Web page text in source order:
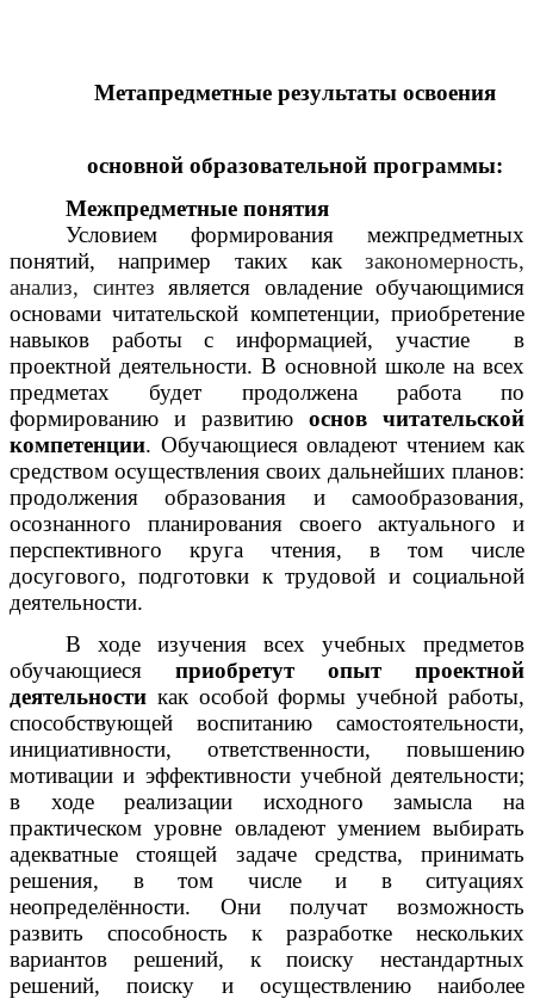
Метапредметные результатыосвоения
основной образовательной программы:
Межпредметные понятия
Условием формирования межпредметных
понятий, например таких как закономерность,
анализ, синтез является овладение обучающимися
основами читательской компетенции, приобретение
навыков работы с информацией, участие в
проектной деятельности. В основной школе на всех
предметах будет продолжена работа по
формированию и развитию основ читательской
компетенции. Обучающиеся овладеют чтением как
средством осуществления своих дальнейших планов:
продолжения образования и самообразования,
осознанного планирования своего актуального и
перспективного круга чтения, в том числе
досугового, подготовки к трудовой и социальной
деятельности.
В ходе изучения всех учебных предметов
обучающиеся приобретут опыт проектной
деятельности как особой формы учебной работы,
способствующей воспитанию самостоятельности,
инициативности, ответственности, повышению
мотивации и эффективности учебной деятельности;
в ходе реализации исходного замысла на
практическом уровне овладеют умением выбирать
адекватные стоящей задаче средства, принимать
решения, в том числе и в ситуациях
неопределённости. Они получат возможность
развить способность к разработке нескольких
вариантов решений, к поиску нестандартных
решений, поиску и осуществлению наиболее